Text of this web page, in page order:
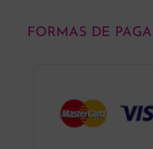
FORMAS DE